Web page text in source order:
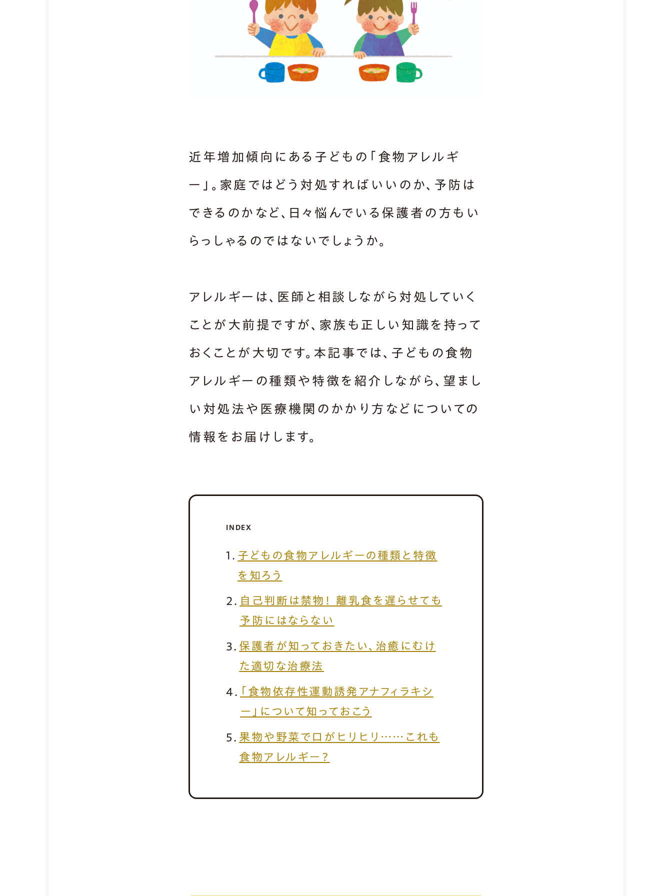
近年増加傾向にある子どもの「食物アレルギ
ー」。家庭ではどう対処すればいいのか、予防は
できるのかなど、日々悩んでいる保護者の方もい
らっしゃるのではないでしょうか。
アレルギーは、医師と相談しながら対処していく
ことが大前提ですが、家族も正しい知識を持って
おくことが大切です。本記事では、子どもの食物
アレルギーの種類や特徴を紹介しながら、望まし
い対処法や医療機関のかかり方などについての
情報をお届けします。
INDEX
子どもの食物アレルギーの種類と特徴
を知ろう
自己判断は禁物！ 離乳食を遅らせても
予防にはならない
保護者が知っておきたい、治癒にむけ
た適切な治療法
「食物依存性運動誘発アナフィラキシ
ー」について知っておこう
果物や野菜で口がヒリヒリ……これも
食物アレルギー？